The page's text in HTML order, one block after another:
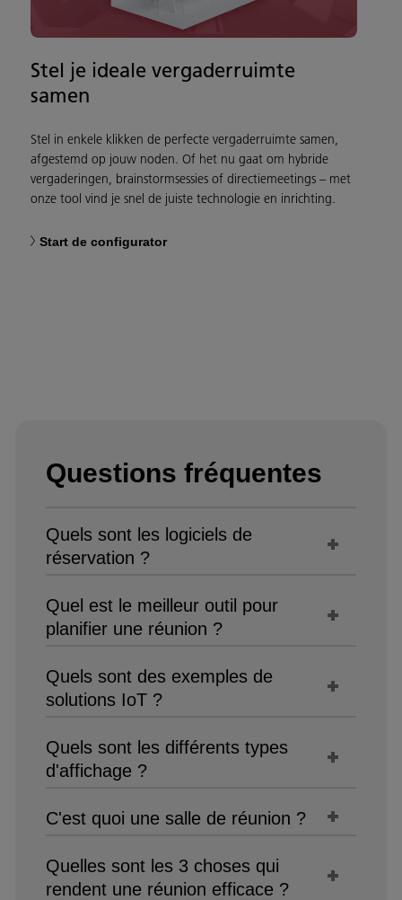
Stel je ideale vergaderruimte
samen
Stel in enkele klikken de perfecte vergaderruimte samen,
afgestemd op jouw noden. Of het nu gaat om hybride
vergaderingen, brainstormsessies of directiemeetings – met
onze tool vind je snel de juiste technologie en inrichting.
Start de configurator
Questions fréquentes
Quels sont les logiciels de
réservation ?
Quel est le meilleur outil pour
planifier une réunion ?
Quels sont des exemples de
solutions IoT ?
Quels sont les différents types
d'affichage ?
C'est quoi une salle de réunion ?
Quelles sont les 3 choses qui
rendent une réunion efficace ?